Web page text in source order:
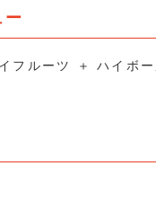
フルーツ ＋ ハイボ